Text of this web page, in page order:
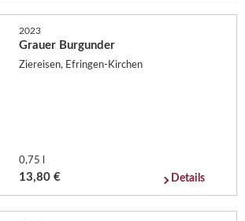
2023
Grauer Burgunder
Ziereisen, Efringen-Kirchen
0,75 l
13,80 € Details